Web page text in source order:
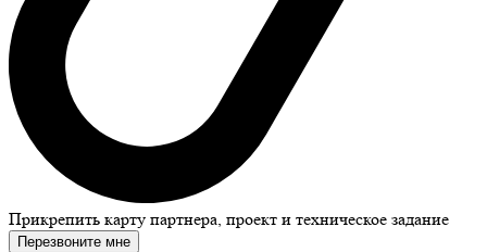
Прикрепить карту партнера, проект и техническое задание
Перезвоните мне